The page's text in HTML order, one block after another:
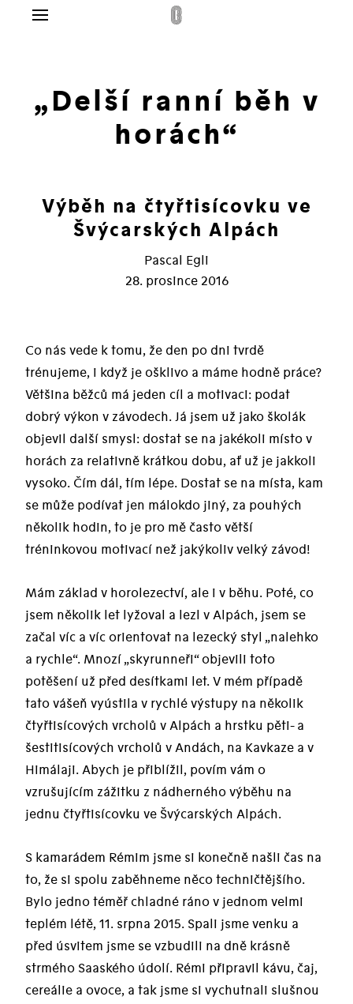
Menu
„Delší ranní běh v
horách“
Výběh na čtyřtisícovku ve
Švýcarských Alpách
Pascal Egli
28. prosince 2016
Co nás vede k tomu, že den po dni tvrdě
trénujeme, i když je ošklivo a máme hodně práce?
Většina běžců má jeden cíl a motivaci: podat
dobrý výkon v závodech. Já jsem už jako školák
objevil další smysl: dostat se na jakékoli místo v
horách za relativně krátkou dobu, ať už je jakkoli
vysoko. Čím dál, tím lépe. Dostat se na místa, kam
se může podívat jen málokdo jiný, za pouhých
několik hodin, to je pro mě často větší
tréninkovou motivací než jakýkoliv velký závod!
Mám základ v horolezectví, ale i v běhu. Poté, co
jsem několik let lyžoval a lezl v Alpách, jsem se
začal víc a víc orientovat na lezecký styl „nalehko
a rychle“. Mnozí „skyrunneři“ objevili toto
potěšení už před desítkami let. V mém případě
tato vášeň vyústila v rychlé výstupy na několik
čtyřtisícových vrcholů v Alpách a hrstku pěti- a
šestitisícových vrcholů v Andách, na Kavkaze a v
Himálaji. Abych je přiblížil, povím vám o
vzrušujícím zážitku z nádherného výběhu na
jednu čtyřtisícovku ve Švýcarských Alpách.
S kamarádem Rémim jsme si konečně našli čas na
to, že si spolu zaběhneme něco techničtějšího.
Bylo jedno téměř chladné ráno v jednom velmi
teplém létě, 11. srpna 2015. Spali jsme venku a
před úsvitem jsme se vzbudili na dně krásně
strmého Saaského údolí. Rémi připravil kávu, čaj,
cereálie a ovoce, a tak jsme si vychutnali slušnou